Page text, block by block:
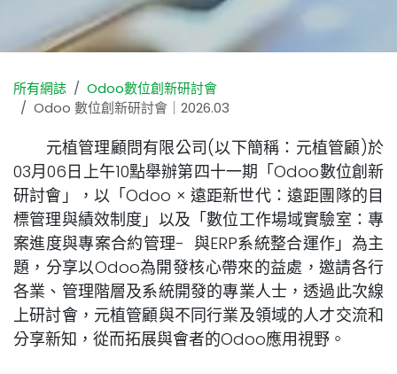
所有網誌
Odoo數位創新研討會
Odoo 數位創新研討會｜2026.03
元植管理顧問有限公司(以下簡稱：元植管顧)於
03月06日上午10點舉辦第四十一期「Odoo數位創新
研討會」，以「Odoo × 遠距新世代：遠距團隊的目
標管理與績效制度」以及「數位工作場域實驗室：專
案進度與專案合約管理- 與ERP系統整合運作」為主
題，分享以Odoo為開發核心帶來的益處，邀請各行
各業、管理階層及系統開發的專業人士，透過此次線
上研討會，元植管顧與不同行業及領域的人才交流和
分享新知，從而拓展與會者的Odoo應用視野。